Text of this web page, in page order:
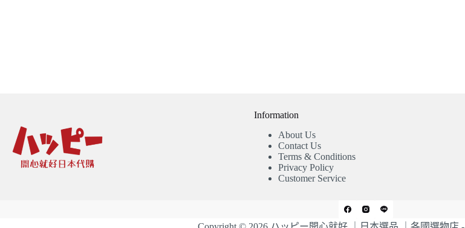
Information
About Us
Contact Us
Terms & Conditions
Privacy Policy
Customer Service